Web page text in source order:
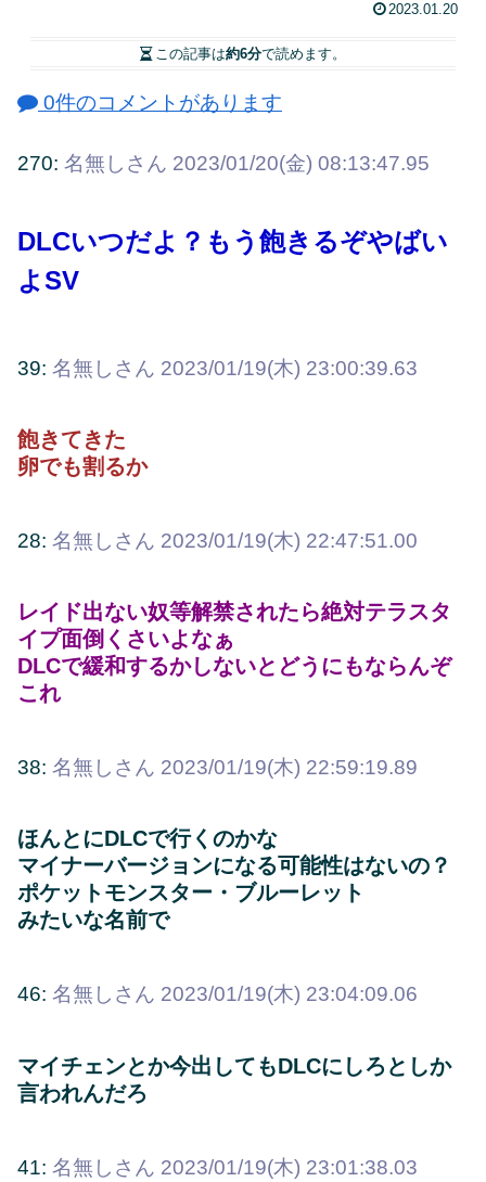
2023.01.20
この記事は約6分で読めます。
0件のコメントがあります
270: 名無しさん 2023/01/20(金) 08:13:47.95
DLCいつだよ？もう飽きるぞやばい
よSV
39: 名無しさん 2023/01/19(木) 23:00:39.63
飽きてきた
卵でも割るか
28: 名無しさん 2023/01/19(木) 22:47:51.00
レイド出ない奴等解禁されたら絶対テラスタ
イプ面倒くさいよなぁ
DLCで緩和するかしないとどうにもならんぞ
これ
38: 名無しさん 2023/01/19(木) 22:59:19.89
ほんとにDLCで行くのかな
マイナーバージョンになる可能性はないの？
ポケットモンスター・ブルーレット
みたいな名前で
46: 名無しさん 2023/01/19(木) 23:04:09.06
マイチェンとか今出してもDLCにしろとしか
言われんだろ
41: 名無しさん 2023/01/19(木) 23:01:38.03